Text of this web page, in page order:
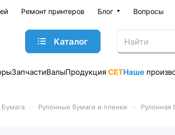
Ремонт принтеров Блог Вопросы
Каталог
ЗапчастиВалыПродукция CETНаше
Бумага Рулонные бумаги и пленки Рулонная